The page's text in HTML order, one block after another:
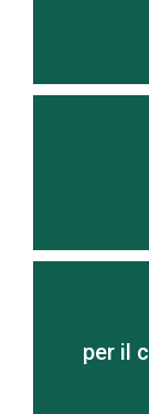
Per
per il